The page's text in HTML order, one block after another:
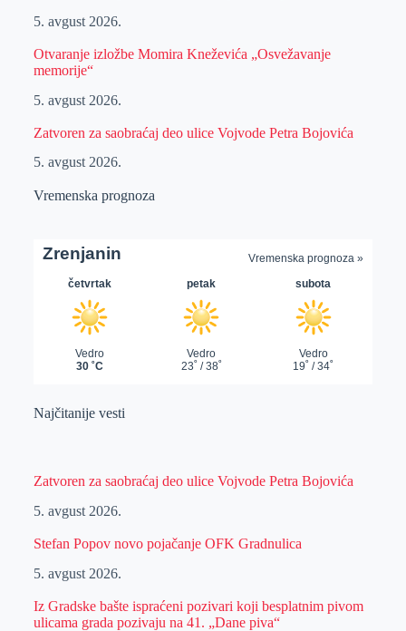
5. avgust 2026.
Otvaranje izložbe Momira Kneževića „Osvežavanje
memorije“
5. avgust 2026.
Zatvoren za saobraćaj deo ulice Vojvode Petra Bojovića
5. avgust 2026.
Vremenska prognoza
Najčitanije vesti
Zatvoren za saobraćaj deo ulice Vojvode Petra Bojovića
5. avgust 2026.
Stefan Popov novo pojačanje OFK Gradnulica
5. avgust 2026.
Iz Gradske bašte ispraćeni pozivari koji besplatnim pivom
ulicama grada pozivaju na 41. „Dane piva“